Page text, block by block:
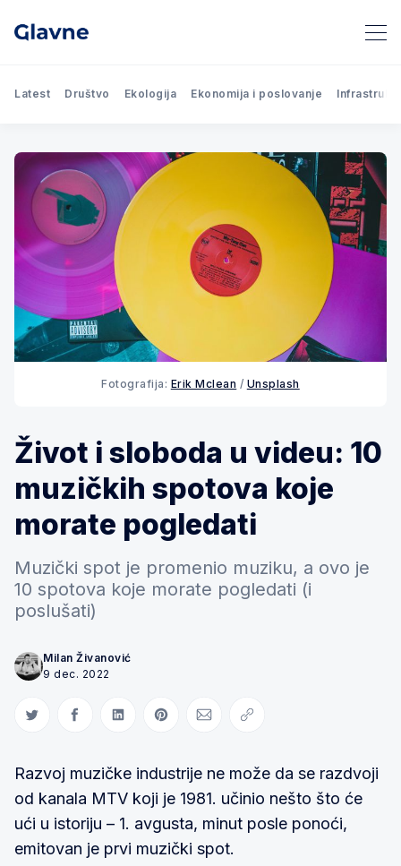
Latest Društvo Ekologija Ekonomija i poslovanje
Fotografija: Erik Mclean / Unsplash
Život i sloboda u videu: 10
muzičkih spotova koje
morate pogledati
Muzički spot je promenio muziku, a ovo je
10 spotova koje morate pogledati (i
poslušati)
Milan Živanović
9 dec. 2022
Share on Twitter
Share on Facebook
Share on LinkedIn
Share on Pinterest
Share via Email
Copy link
Razvoj muzičke industrije ne može da se razdvoji
od kanala MTV koji je 1981. učinio nešto što će
ući u istoriju – 1. avgusta, minut posle ponoći,
emitovan je prvi muzički spot.